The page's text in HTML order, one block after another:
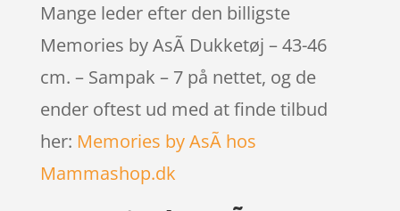
Mange leder efter den billigste
Memories by AsÃ­ Dukketøj – 43-46
cm. – Sampak – 7 på nettet, og de
ender oftest ud med at finde tilbud
her: Memories by AsÃ­ hos
Mammashop.dk